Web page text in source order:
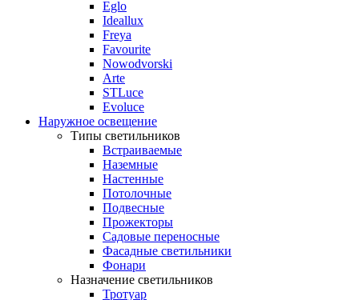
Eglo
Ideallux
Freya
Favourite
Nowodvorski
Arte
STLuce
Evoluce
Наружное освещение
Типы светильников
Встраиваемые
Наземные
Настенные
Потолочные
Подвесные
Прожекторы
Садовые переносные
Фасадные светильники
Фонари
Назначение светильников
Тротуар